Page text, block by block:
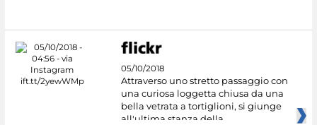
05/10/2018
Attraverso uno stretto passaggio con
una curiosa loggetta chiusa da una
bella vetrata a tortiglioni, si giunge
all'ultima stanza della